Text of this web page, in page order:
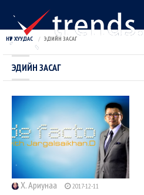
НҮҮР ХУУДАС ЭДИЙН ЗАСАГ
ЭДИЙН ЗАСАГ
Х. Ариунаа 2017-12-11